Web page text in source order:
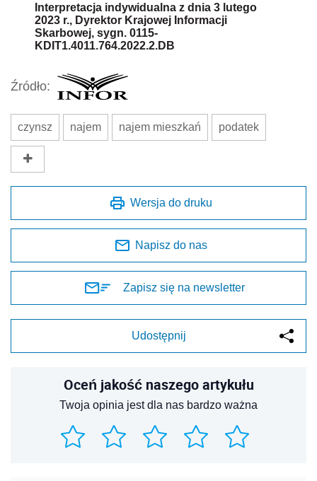
Interpretacja indywidualna z dnia 3 lutego
2023 r., Dyrektor Krajowej Informacji
Skarbowej, sygn. 0115-
KDIT1.4011.764.2022.2.DB
Źródło:
czynsz najem najem mieszkań podatek
Wersja do druku
Napisz do nas
Zapisz się na newsletter
Udostępnij
Oceń jakość naszego artykułu
Twoja opinia jest dla nas bardzo ważna